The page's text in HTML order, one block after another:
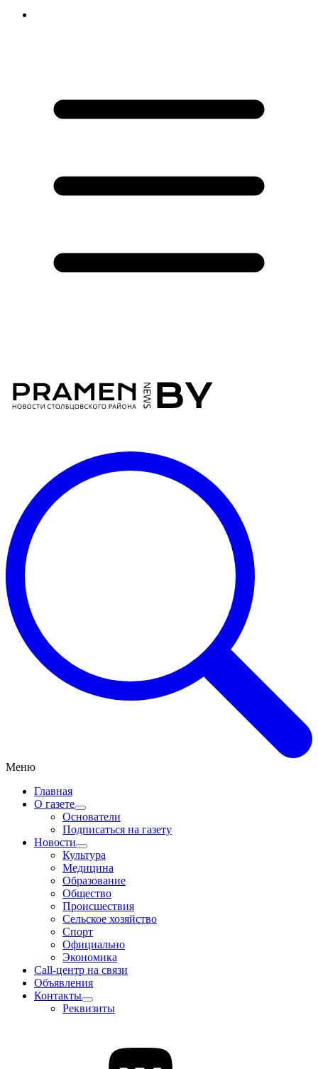
Меню
Главная
О газете
Основатели
Подписаться на газету
Новости
Культура
Медицина
Образование
Общество
Происшествия
Сельское хозяйство
Спорт
Официально
Экономика
Call-центр на связи
Объявления
Контакты
Реквизиты